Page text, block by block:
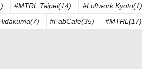
#MTRL Taipei(14) #Loftwork Kyoto(1)
#FabCafe(35) #MTRL(17)